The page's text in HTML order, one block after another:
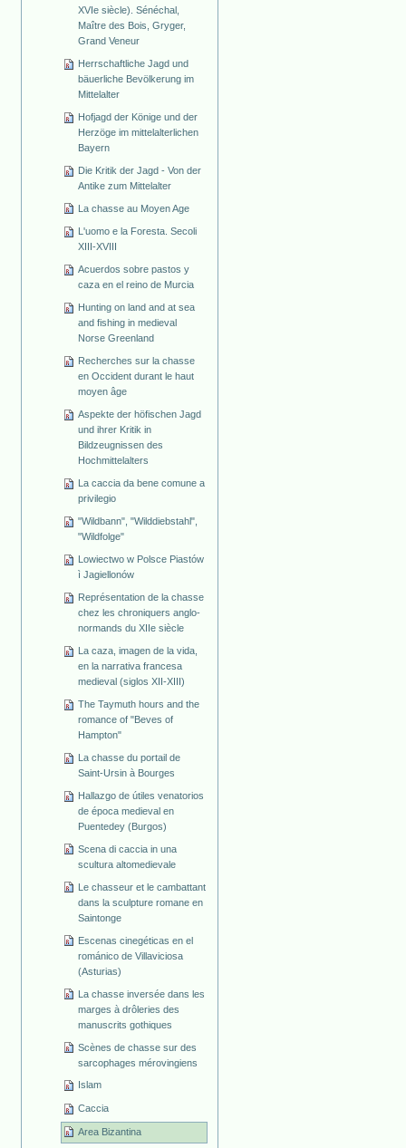
XVIe siècle). Sénéchal,
Maître des Bois, Gryger,
Grand Veneur
Herrschaftliche Jagd und
bäuerliche Bevölkerung im
Mittelalter
Hofjagd der Könige und der
Herzöge im mittelalterlichen
Bayern
Die Kritik der Jagd - Von der
Antike zum Mittelalter
La chasse au Moyen Age
L'uomo e la Foresta. Secoli
XIII-XVIII
Acuerdos sobre pastos y
caza en el reino de Murcia
Hunting on land and at sea
and fishing in medieval
Norse Greenland
Recherches sur la chasse
en Occident durant le haut
moyen âge
Aspekte der höfischen Jagd
und ihrer Kritik in
Bildzeugnissen des
Hochmittelalters
La caccia da bene comune a
privilegio
"Wildbann", "Wilddiebstahl",
"Wildfolge"
Lowiectwo w Polsce Piastów
ì Jagiellonów
Représentation de la chasse
chez les chroniquers anglo-
normands du XIIe siècle
La caza, imagen de la vida,
en la narrativa francesa
medieval (siglos XII-XIII)
The Taymuth hours and the
romance of "Beves of
Hampton"
La chasse du portail de
Saint-Ursin à Bourges
Hallazgo de útiles venatorios
de época medieval en
Puentedey (Burgos)
Scena di caccia in una
scultura altomedievale
Le chasseur et le cambattant
dans la sculpture romane en
Saintonge
Escenas cinegéticas en el
románico de Villaviciosa
(Asturias)
La chasse inversée dans les
marges à drôleries des
manuscrits gothiques
Scènes de chasse sur des
sarcophages mérovingiens
Islam
Caccia
Area Bizantina